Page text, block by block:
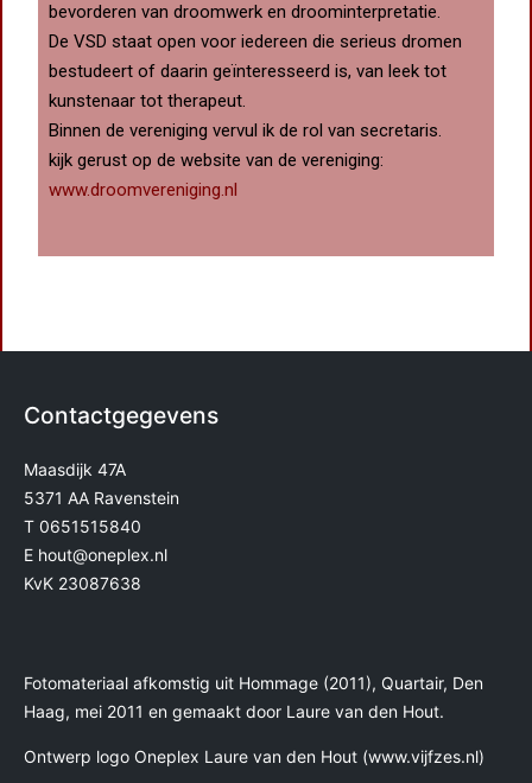
bevorderen van droomwerk en droominterpretatie.
De VSD staat open voor iedereen die serieus dromen
bestudeert of daarin geïnteresseerd is, van leek tot
kunstenaar tot therapeut.
Binnen de vereniging vervul ik de rol van secretaris.
kijk gerust op de website van de vereniging:
www.droomvereniging.nl
Contactgegevens
Maasdijk 47A
5371 AA Ravenstein
T 0651515840
E hout@oneplex.nl
KvK 23087638
Fotomateriaal afkomstig uit Hommage (2011), Quartair, Den
Haag, mei 2011 en gemaakt door Laure van den Hout.
Ontwerp logo Oneplex Laure van den Hout (www.vijfzes.nl)